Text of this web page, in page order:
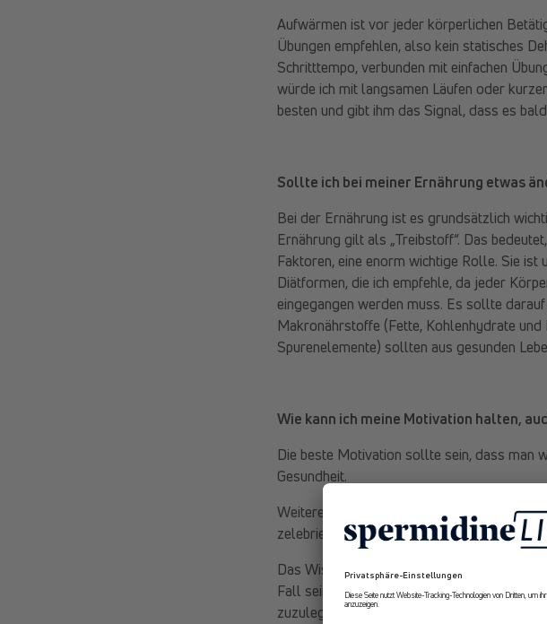
Aufwärmen ist vor jeder körperlichen
Übungen empfehlen, also kein statisches
Schritttempo, verbunden mit einfachen
würde ich mit langsamen Läufen oder
besten und gibt ihm das Signal, dass es
Sollte ich bei meiner Ernährung etwas
Bei der Ernährung ist es grundsätzlich
Ernährung gilt als „Treibstoff“. Das
Faktoren, eine enorm wichtige Rolle. Sie
Diätformen, die ich empfehle, da jeder
eingegangen werden muss. Es sollte
Makronährstoffe (Fette, Kohlenhydrate
Spurenelemente) sollten aus gesunden
Wie kann ich meine Motivation halten,
Die beste Motivation sollte sein, dass man
Gesundheit.
Weitere Motivationsmöglichkeiten könnten
zelebrieren zu können.
Das Wissen, wie viele Kalorien man
Fall sein sollte, empfehle ich, sich eine
zuzulegen.